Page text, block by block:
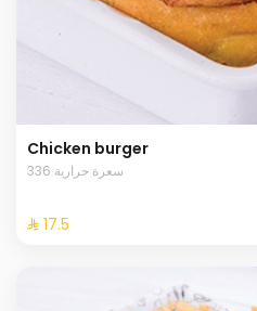
Chicken burger
336 سعرة حرارية
⁨⁦‪‬ 17.5⁩